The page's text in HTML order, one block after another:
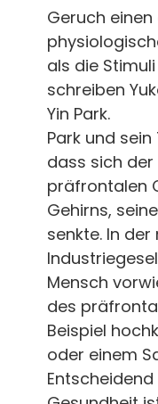
Geruch
als die
schreiben
Yin Park.
Park und
dass sich
präfrontalen
Gehirns,
senkte. In
Mensch
des
Beispiel
oder einem